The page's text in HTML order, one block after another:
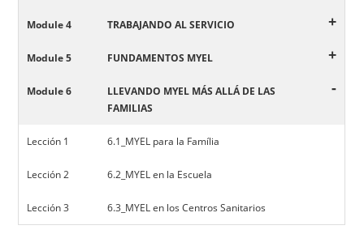
Module 4 TRABAJANDO AL SERVICIO +
Module 5 FUNDAMENTOS MYEL +
Module 6
LLEVANDO MYEL MÁS ALLÁ DE LAS
FAMILIAS
-
Lección 1 6.1_MYEL para la Família
Lección 2 6.2_MYEL en la Escuela
Lección 3 6.3_MYEL en los Centros Sanitarios